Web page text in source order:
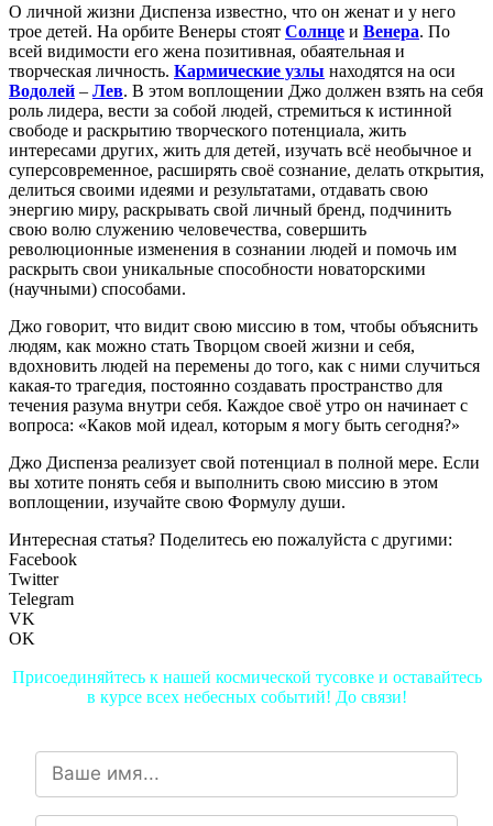
О личной жизни Диспенза известно, что он женат и у него
трое детей. На орбите Венеры стоят Солнце и Венера. По
всей видимости его жена позитивная, обаятельная и
творческая личность. Кармические узлы находятся на оси
Водолей – Лев. В этом воплощении Джо должен взять на себя
роль лидера, вести за собой людей, стремиться к истинной
свободе и раскрытию творческого потенциала, жить
интересами других, жить для детей, изучать всё необычное и
суперсовременное, расширять своё сознание, делать открытия,
делиться своими идеями и результатами, отдавать свою
энергию миру, раскрывать свой личный бренд, подчинить
свою волю служению человечества, совершить
революционные изменения в сознании людей и помочь им
раскрыть свои уникальные способности новаторскими
(научными) способами.
Джо говорит, что видит свою миссию в том, чтобы объяснить
людям, как можно стать Творцом своей жизни и себя,
вдохновить людей на перемены до того, как с ними случиться
какая-то трагедия, постоянно создавать пространство для
течения разума внутри себя. Каждое своё утро он начинает с
вопроса: «Каков мой идеал, которым я могу быть сегодня?»
Джо Диспенза реализует свой потенциал в полной мере. Если
вы хотите понять себя и выполнить свою миссию в этом
воплощении, изучайте свою Формулу души.
Интересная статья? Поделитесь ею пожалуйста с другими:
Facebook
Twitter
Telegram
VK
OK
Присоединяйтесь к нашей космической тусовке и оставайтесь
в курсе всех небесных событий! До связи!